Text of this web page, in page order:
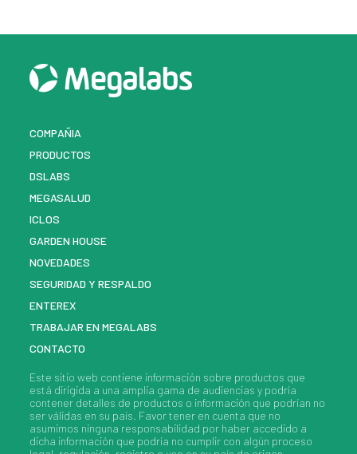
COMPAÑIA
PRODUCTOS
DSLABS
MEGASALUD
ICLOS
GARDEN HOUSE
NOVEDADES
SEGURIDAD Y RESPALDO
ENTEREX
TRABAJAR EN MEGALABS
CONTACTO
Este sitio web contiene información sobre productos que
está dirigida a una amplia gama de audiencias y podría
contener detalles de productos o información que podrían no
ser válidas en su país. Favor tener en cuenta que no
asumimos ninguna responsabilidad por haber accedido a
dicha información que podría no cumplir con algún proceso